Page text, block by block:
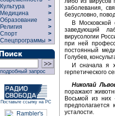
Культура
>
Медицина
>
Образование
>
Религия
>
Спорт
>
Спецпрограммы >
подробный запрос
Поставьте ссылку на РС
заболевания,
безусловно,
В Московской
заведующий
вирусологии
при ней
постоянный
Голубев,
И сначала я
герпетического
Николай
поражают
Восьмой из
предполагается
усталости.